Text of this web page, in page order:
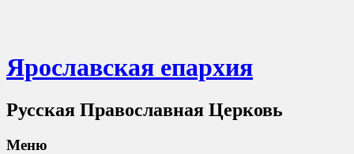
Ярославская епархия
Русская Православная Церковь
Меню